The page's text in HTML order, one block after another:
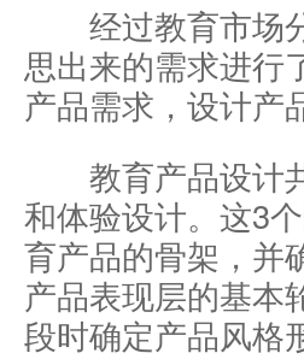
经过教育市场分
思出来的需求进行
产品需求，设计产
教育产品设计共
和体验设计。这3
育产品的骨架，并
产品表现层的基本
段时确定产品风格